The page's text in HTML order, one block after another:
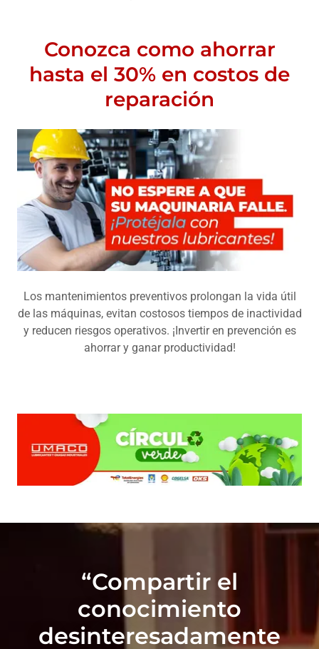
Conozca como ahorrar
hasta el 30% en costos de
reparación
Los mantenimientos preventivos prolongan la vida útil
de las máquinas, evitan costosos tiempos de inactividad
y reducen riesgos operativos. ¡Invertir en prevención es
ahorrar y ganar productividad!
“Compartir el
conocimiento
desinteresadamente